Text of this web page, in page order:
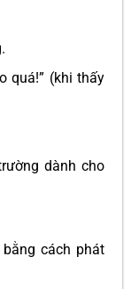
quá!” (khi thấy
dành cho
cách phát